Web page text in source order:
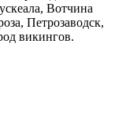
Вотчина
Петрозаводск,
викингов.